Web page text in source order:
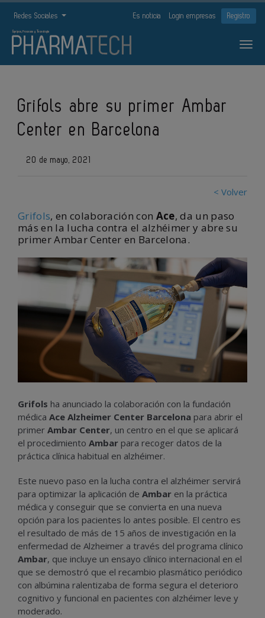
Redes Sociales Es noticia Login empresas Registro
Grifols abre su primer Ambar
Center en Barcelona
20 de mayo, 2021
< Volver
Grifols, en colaboración con Ace, da un paso
más en la lucha contra el alzhéimer y abre su
primer Ambar Center en Barcelona.
Grifols ha anunciado la colaboración con la fundación
médica Ace Alzheimer Center Barcelona para abrir el
primer Ambar Center, un centro en el que se aplicará
el procedimiento Ambar para recoger datos de la
práctica clínica habitual en alzhéimer.
Este nuevo paso en la lucha contra el alzhéimer servirá
para optimizar la aplicación de Ambar en la práctica
médica y conseguir que se convierta en una nueva
opción para los pacientes lo antes posible. El centro es
el resultado de más de 15 años de investigación en la
enfermedad de Alzheimer a través del programa clínico
Ambar, que incluye un ensayo clínico internacional en el
que se demostró que el recambio plasmático periódico
con albúmina ralentizaba de forma segura el deterioro
cognitivo y funcional en pacientes con alzhéimer leve y
moderado.